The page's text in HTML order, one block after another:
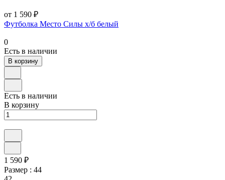
от 1 590 ₽
Футболка Место Силы х/б белый
0
Есть в наличии
В корзину
Есть в наличии
В корзину
1 590 ₽
Размер : 44